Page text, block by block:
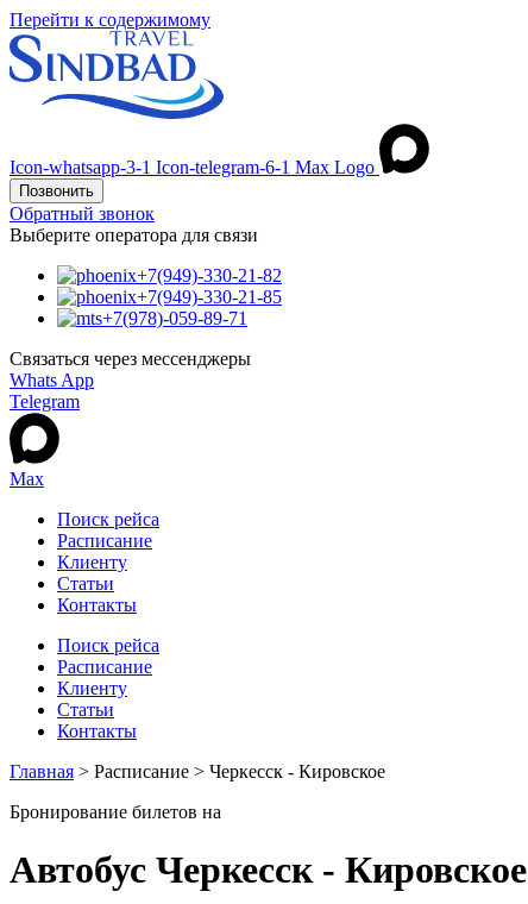
Перейти к содержимому
Icon-whatsapp-3-1 Icon-telegram-6-1 Max Logo
Позвонить
Обратный звонок
Выберите оператора для связи
+7(949)-330-21-82
+7(949)-330-21-85
+7(978)-059-89-71
Связаться через мессенджеры
Whats App
Telegram
Max
Поиск рейса
Расписание
Клиенту
Статьи
Контакты
Поиск рейса
Расписание
Клиенту
Статьи
Контакты
Главная > Расписание > Черкесск - Кировское
Бронирование билетов на
Автобус Черкесск - Кировское